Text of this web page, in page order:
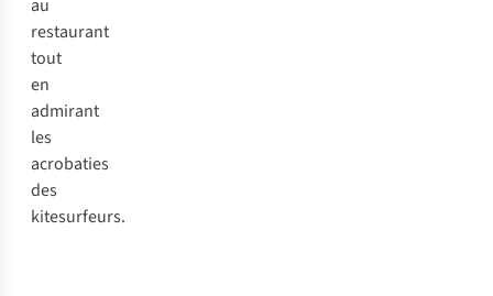
au
restaurant
tout
en
admirant
les
acrobaties
des
kitesurfeurs.